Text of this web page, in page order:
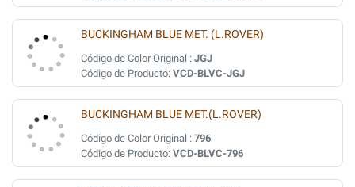
BUCKINGHAM BLUE MET. (L.ROVER)
Código de Color Original : JGJ
Código de Producto: VCD-BLVC-JGJ
BUCKINGHAM BLUE MET.(L.ROVER)
Código de Color Original : 796
Código de Producto: VCD-BLVC-796